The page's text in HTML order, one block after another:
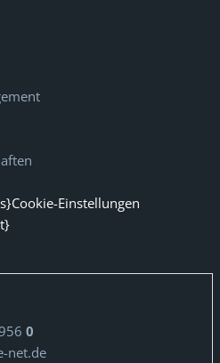
Einstellungen
0
net.de